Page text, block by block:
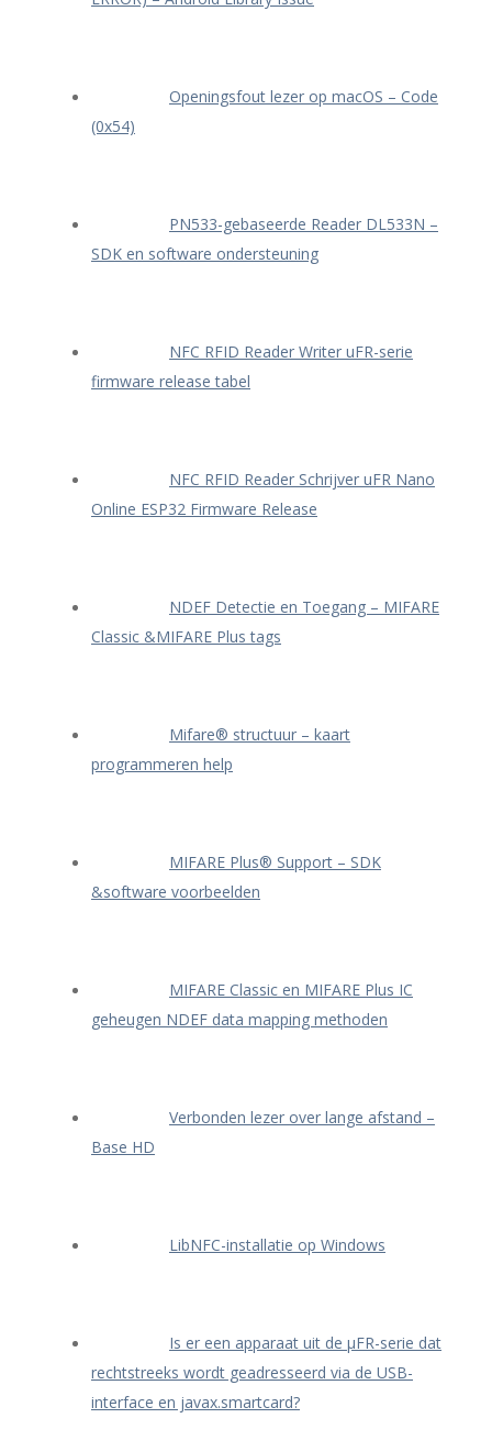
Openingsfout lezer op macOS – Code
(0x54)
PN533-gebaseerde Reader DL533N –
SDK en software ondersteuning
NFC RFID Reader Writer uFR-serie
firmware release tabel
NFC RFID Reader Schrijver uFR Nano
Online ESP32 Firmware Release
NDEF Detectie en Toegang – MIFARE
Classic &MIFARE Plus tags
Mifare® structuur – kaart
programmeren help
MIFARE Plus® Support – SDK
&software voorbeelden
MIFARE Classic en MIFARE Plus IC
geheugen NDEF data mapping methoden
Verbonden lezer over lange afstand –
Base HD
LibNFC-installatie op Windows
Is er een apparaat uit de μFR-serie dat
rechtstreeks wordt geadresseerd via de USB-
interface en javax.smartcard?